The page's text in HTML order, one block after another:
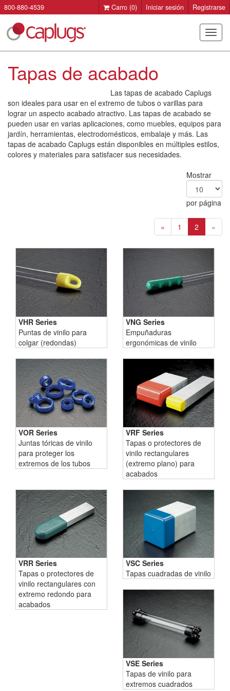
800-880-4539 Carro (0) Iniciar sesión Registrarse
modo
de
Tapas de acabado
Las tapas de acabado Caplugs
son ideales para usar en el extremo de tubos o varillas para
lograr un aspecto acabado atractivo. Las tapas de acabado se
pueden usar en varias aplicaciones, como muebles, equipos para
jardín, herramientas, electrodomésticos, embalaje y más. Las
tapas de acabado Caplugs están disponibles en múltiples estilos,
colores y materiales para satisfacer sus necesidades.
Mostrar
por página
« 1 2 »
VHR Series
Puntas de vinilo para
colgar (redondas)
VNG Series
Empuñaduras
ergonómicas de vinilo
VOR Series
Juntas tóricas de vinilo
para proteger los
extremos de los tubos
VRF Series
Tapas o protectores de
vinilo rectangulares
(extremo plano) para
acabados
VRR Series
Tapas o protectores de
vinilo rectangulares con
extremo redondo para
acabados
VSC Series
Tapas cuadradas de vinilo
VSE Series
Tapas de vinilo para
extremos cuadrados